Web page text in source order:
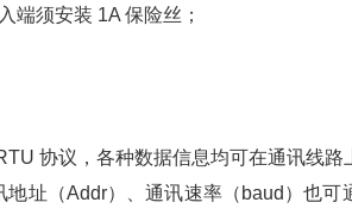
端须安装 1A 保险丝；
协议，各种数据信息均可在通讯线路
址（Addr）、通讯速率（baud）也可